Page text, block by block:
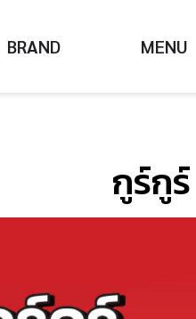
BRAND MENU
กูร์กู